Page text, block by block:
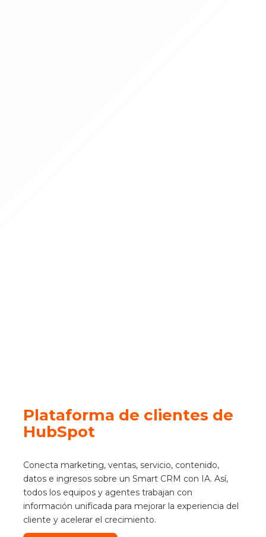
Plataforma de clientes de
HubSpot
Conecta marketing, ventas, servicio, contenido,
datos e ingresos sobre un Smart CRM con IA. Así,
todos los equipos y agentes trabajan con
información unificada para mejorar la experiencia del
cliente y acelerar el crecimiento.